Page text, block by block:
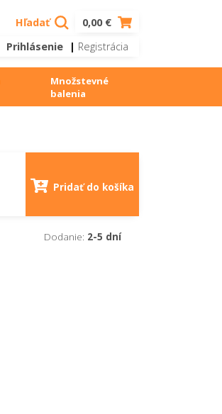
Hľadať
0,00 €
Prihlásenie
| Registrácia
Množstevné
balenia
Pridať do košíka
Dodanie: 2-5 dní